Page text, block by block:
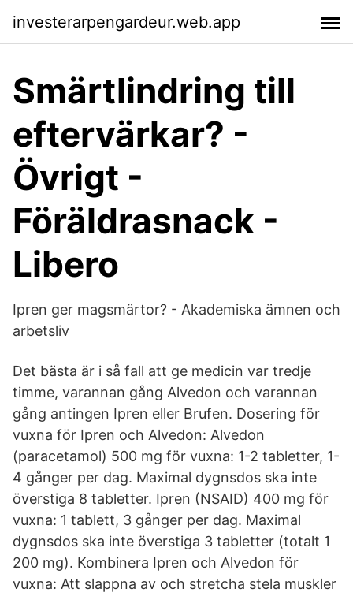
investerarpengardeur.web.app
Smärtlindring till
eftervärkar? -
Övrigt -
Föräldrasnack -
Libero
Ipren ger magsmärtor? - Akademiska ämnen och
arbetsliv
Det bästa är i så fall att ge medicin var tredje
timme, varannan gång Alvedon och varannan
gång antingen Ipren eller Brufen. Dosering för
vuxna för Ipren och Alvedon: Alvedon
(paracetamol) 500 mg för vuxna: 1-2 tabletter, 1-
4 gånger per dag. Maximal dygnsdos ska inte
överstiga 8 tabletter. Ipren (NSAID) 400 mg för
vuxna: 1 tablett, 3 gånger per dag. Maximal
dygnsdos ska inte överstiga 3 tabletter (totalt 1
200 mg). Kombinera Ipren och Alvedon för
vuxna: Att slappna av och stretcha stela muskler